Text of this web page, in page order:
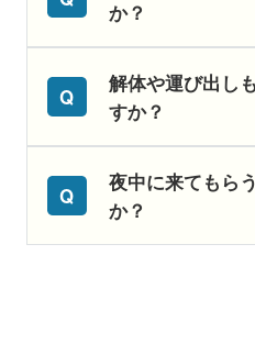
か？
解体や運び出し
すか？
夜中に来てもら
か？